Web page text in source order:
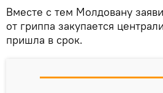
Вместе с тем Молдовану
от гриппа закупается
пришла в срок.